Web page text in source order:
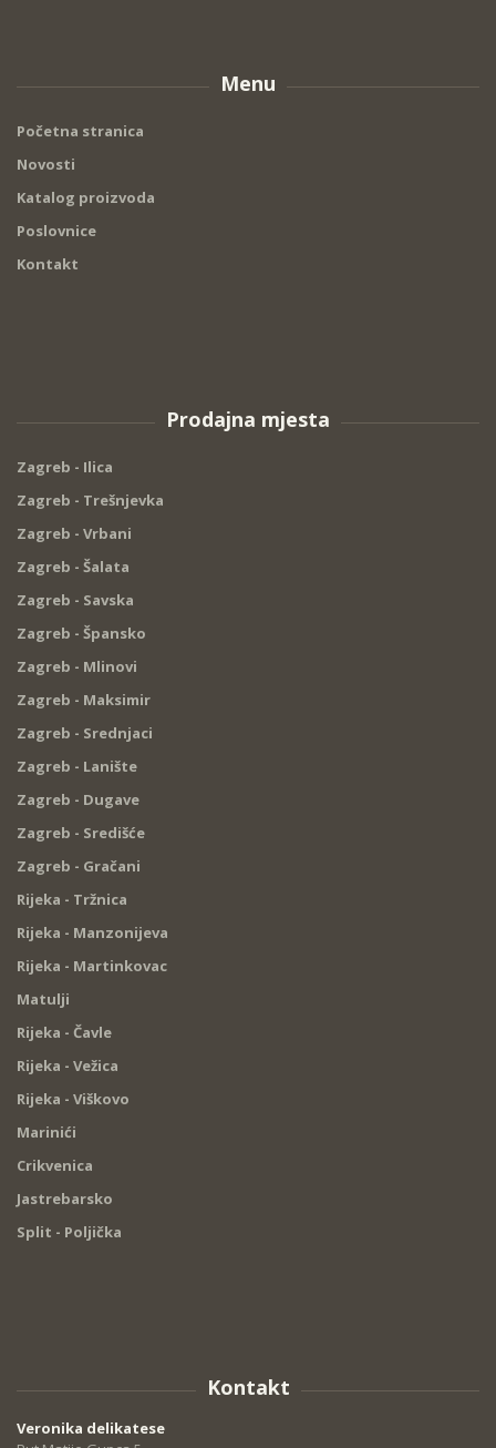
Menu
Početna stranica
Novosti
Katalog proizvoda
Poslovnice
Kontakt
Prodajna mjesta
Zagreb - Ilica
Zagreb - Trešnjevka
Zagreb - Vrbani
Zagreb - Šalata
Zagreb - Savska
Zagreb - Špansko
Zagreb - Mlinovi
Zagreb - Maksimir
Zagreb - Srednjaci
Zagreb - Lanište
Zagreb - Dugave
Zagreb - Središće
Zagreb - Gračani
Rijeka - Tržnica
Rijeka - Manzonijeva
Rijeka - Martinkovac
Matulji
Rijeka - Čavle
Rijeka - Vežica
Rijeka - Viškovo
Marinići
Crikvenica
Jastrebarsko
Split - Poljička
Kontakt
Veronika delikatese